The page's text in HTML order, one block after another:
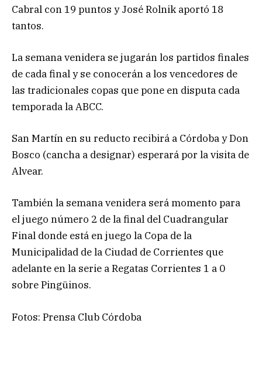
Cabral con 19 puntos y José Rolnik aportó 18
tantos.
La semana venidera se jugarán los partidos finales
de cada final y se conocerán a los vencedores de
las tradicionales copas que pone en disputa cada
temporada la ABCC.
San Martín en su reducto recibirá a Córdoba y Don
Bosco (cancha a designar) esperará por la visita de
Alvear.
También la semana venidera será momento para
el juego número 2 de la final del Cuadrangular
Final donde está en juego la Copa de la
Municipalidad de la Ciudad de Corrientes que
adelante en la serie a Regatas Corrientes 1 a 0
sobre Pingüinos.
Fotos: Prensa Club Córdoba